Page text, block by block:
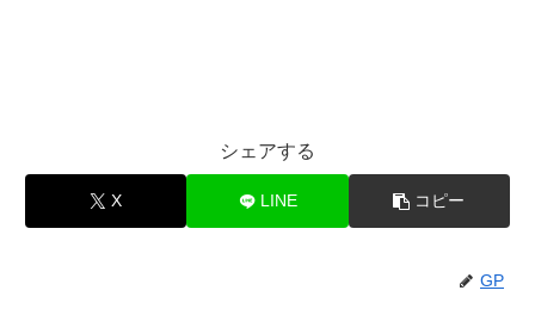
シェアする
X LINE コピー
GP